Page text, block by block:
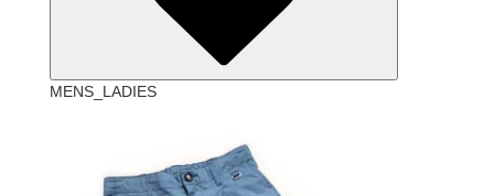
MENS_LADIES